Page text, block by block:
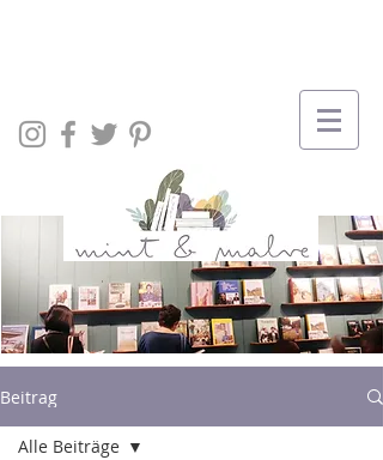
Beitrag
Alle Beiträge